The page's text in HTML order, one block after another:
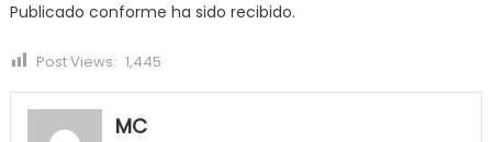
Publicado conforme ha sido recibido.
Post Views: 1,445
MC